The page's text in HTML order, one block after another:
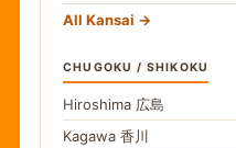
All Kansai
CHUGOKU / SHIKOKU
Hiroshima 広島
Kagawa 香川